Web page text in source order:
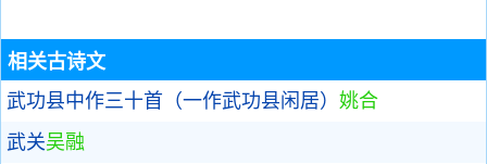
相关古诗文
武功县中作三十首（一作武功县闲居） 姚合
武关吴融